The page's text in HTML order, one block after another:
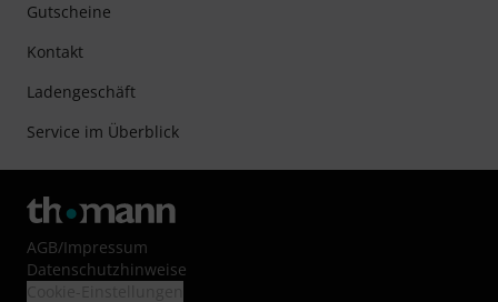
Gutscheine
Kontakt
Ladengeschäft
Service im Überblick
AGB/Impressum
Datenschutzhinweise